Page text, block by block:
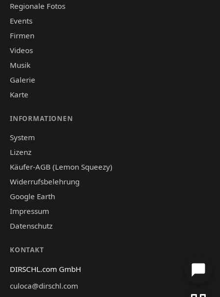
Regionale Fotos
Events
Firmen
Videos
Musik
Galerie
Karte
INFORMATIONEN
System
Lizenz
Käufer-AGB (Lemon Squeezy)
Widerrufsbelehrung
Google Earth
Impressum
Datenschutz
KONTAKT
DIRSCHL.com GmbH
culoca@dirschl.com